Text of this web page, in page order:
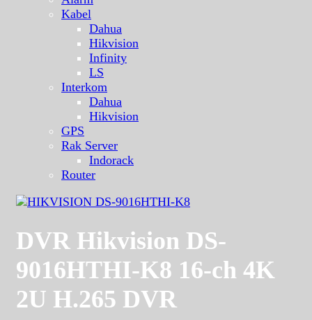
Kabel
Dahua
Hikvision
Infinity
LS
Interkom
Dahua
Hikvision
GPS
Rak Server
Indorack
Router
DVR Hikvision DS-
9016HTHI-K8 16-ch 4K
2U H.265 DVR